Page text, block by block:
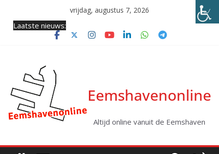
vrijdag, augustus 7, 2026
Laatste nieuws:
Eemshavenonline
Altijd online vanuit de Eemshaven